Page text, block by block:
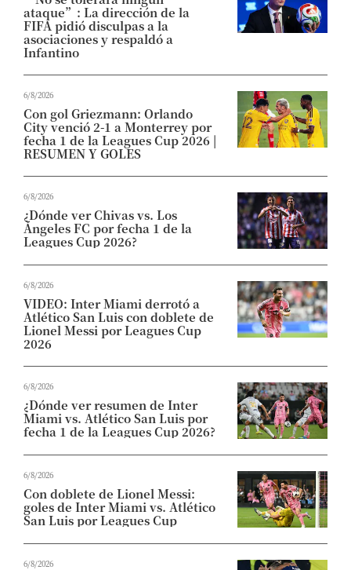
ataque”: La dirección de la
FIFA pidió disculpas a la
asociaciones y respaldó a
Infantino
6/8/2026
Con gol Griezmann: Orlando
City venció 2-1 a Monterrey por
fecha 1 de la Leagues Cup 2026 |
RESUMEN Y GOLES
6/8/2026
¿Dónde ver Chivas vs. Los
Ángeles FC por fecha 1 de la
Leagues Cup 2026?
6/8/2026
VIDEO: Inter Miami derrotó a
Atlético San Luis con doblete de
Lionel Messi por Leagues Cup
2026
6/8/2026
¿Dónde ver resumen de Inter
Miami vs. Atlético San Luis por
fecha 1 de la Leagues Cup 2026?
6/8/2026
Con doblete de Lionel Messi:
goles de Inter Miami vs. Atlético
San Luis por Leagues Cup
6/8/2026